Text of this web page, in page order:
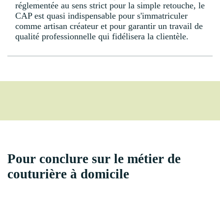
réglementée au sens strict pour la simple retouche, le
CAP est quasi indispensable pour s'immatriculer
comme artisan créateur et pour garantir un travail de
qualité professionnelle qui fidélisera la clientèle.
Pour conclure sur le métier de
couturière à domicile